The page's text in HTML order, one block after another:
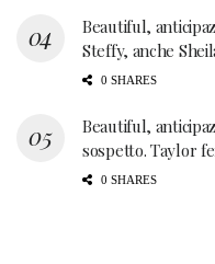
Beautiful,
Steffy, anche
0 SHARES
Beautiful,
sospetto. Taylor
0 SHARES